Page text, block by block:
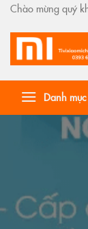
Skip
content
Chào mừng quý
Danh